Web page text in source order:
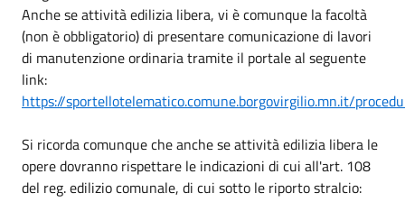
Anche se attività edilizia libera, vi è comunque la facoltà
(non è obbligatorio) di presentare comunicazione di lavori
di manutenzione ordinaria tramite il portale al seguente
link:
https://sportellotelematico.comune.borgovirgilio.mn.it/
Si ricorda comunque che anche seattivitàedilizia libera le
opere dovranno rispettare le indicazioni di cui all'art. 108
del reg. edilizio comunale, di cui sotto le riporto stralcio: